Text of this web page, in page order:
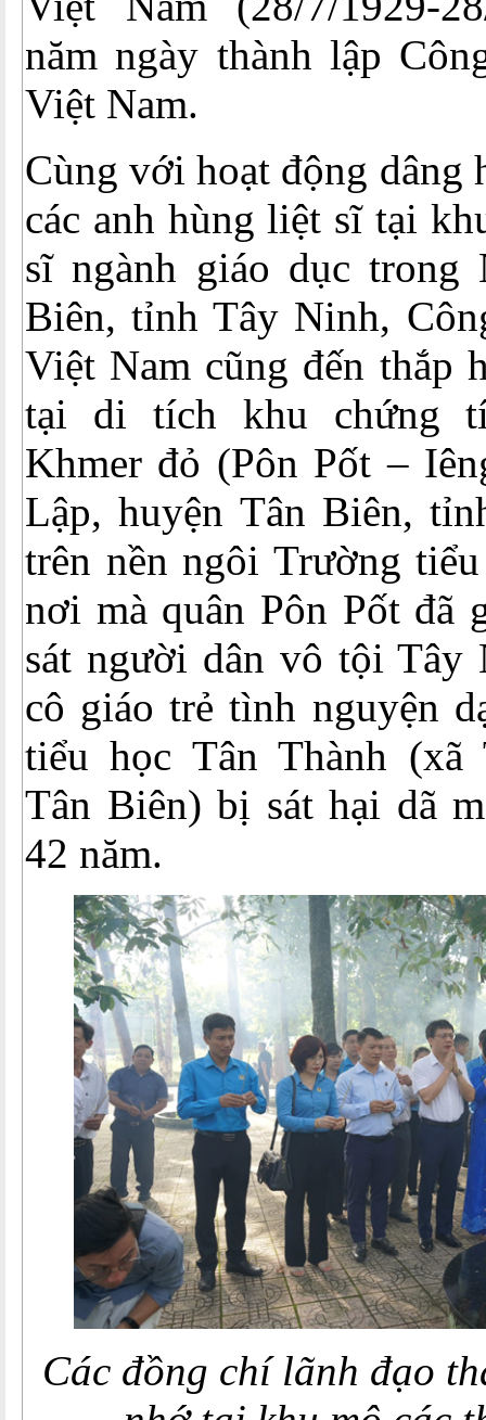
năm ngày thành lập
Việt Nam.
Cùng với hoạt động dâng
các anh hùng liệt sĩ tại
sĩ ngành giáo dục trong
Biên, tỉnh Tây Ninh,
Việt Nam cũng đến thắp
tại di tích khu chứng
Khmer đỏ (Pôn Pốt –
Lập, huyện Tân Biên,
trên nền ngôi Trường
nơi mà quân Pôn Pốt đã
sát người dân vô tội Tây
cô giáo trẻ tình nguyện
tiểu học Tân Thành (xã
Tân Biên) bị sát hại dã
42 năm.
Các đồng chí lãnh đạo